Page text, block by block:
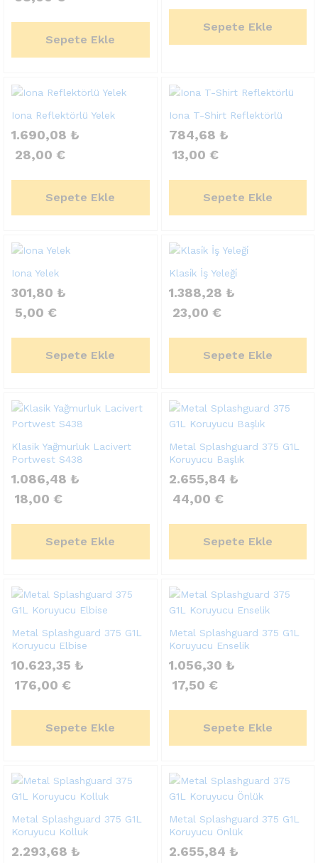
Sepete Ekle
Sepete Ekle
Iona Reflektörlü Yelek
1.690,08 ₺
28,00 €
Sepete Ekle
Iona T-Shirt Reflektörlü
784,68 ₺
13,00 €
Sepete Ekle
Iona Yelek
301,80 ₺
5,00 €
Sepete Ekle
Klasi̇k İş Yeleği̇
1.388,28 ₺
23,00 €
Sepete Ekle
Klasik Yağmurluk Lacivert
Portwest S438
1.086,48 ₺
18,00 €
Sepete Ekle
Metal Splashguard 375 G1L
Koruyucu Başlık
2.655,84 ₺
44,00 €
Sepete Ekle
Metal Splashguard 375 G1L
Koruyucu Elbise
10.623,35 ₺
176,00 €
Sepete Ekle
Metal Splashguard 375 G1L
Koruyucu Enselik
1.056,30 ₺
17,50 €
Sepete Ekle
Metal Splashguard 375 G1L
Koruyucu Kolluk
2.293,68 ₺
Metal Splashguard 375 G1L
Koruyucu Önlük
2.655,84 ₺